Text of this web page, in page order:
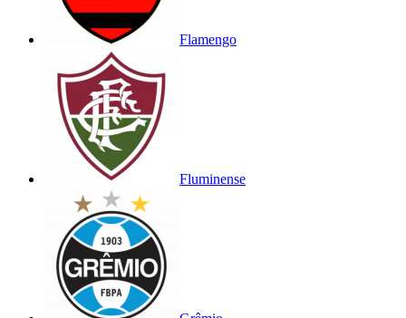
Flamengo
Fluminense